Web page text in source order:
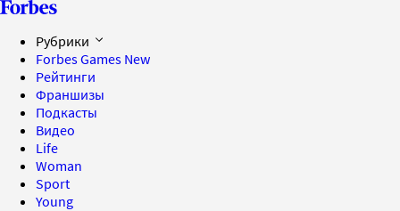
Рубрики
Forbes Games New
Рейтинги
Франшизы
Подкасты
Видео
Life
Woman
Sport
Young